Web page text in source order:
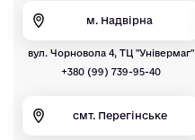
м. Надвірна
вул. Чорновола 4, ТЦ "Універмаг"
+380 (99) 739-95-40
смт. Перегінське